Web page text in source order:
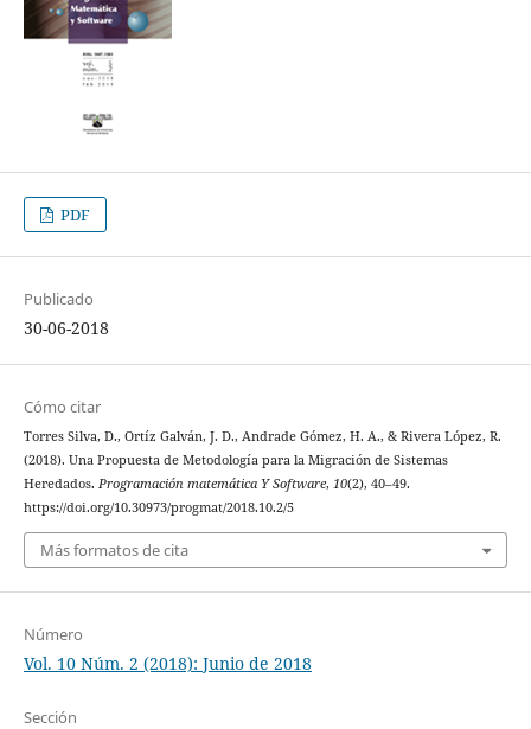
PDF
Publicado
30-06-2018
Cómo citar
Torres Silva, D., Ortíz Galván, J. D., Andrade Gómez, H. A., & Rivera López, R.
(2018). Una Propuesta de Metodología para la Migración de Sistemas
Heredados. Programación matemática Y Software, 10(2), 40–49.
https://doi.org/10.30973/progmat/2018.10.2/5
Más formatos de cita
Número
Vol. 10 Núm. 2 (2018): Junio de 2018
Sección